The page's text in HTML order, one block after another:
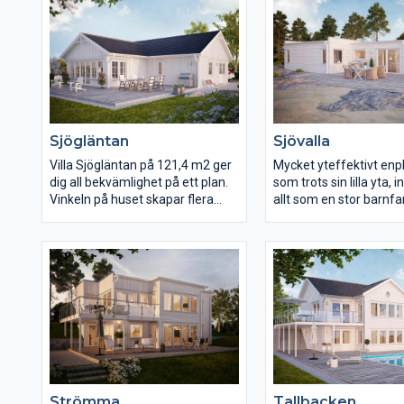
Sjögläntan
Villa Sjögläntan på 121,4 m2 ger
dig all bekvämlighet på ett plan.
Vinkeln på huset skapar flera
innebär bra rymd. Köket är luftigt
och ger dig bra utsikt mot
entrésidan. Sovrummen är
placerade i en ostörd del av
huset. Sjögläntan är ett hus för
finsmakare med funktionella
krav.
Sjövalla
Mycket yteffektivt
som trots sin lilla yta,
allt som en stor
närhet till bad och
barndel och
gemensamma ytorna
köksdel, matplats och
vardagsrum i fil, men
tydlig
också märke till den
lösningen med tvätt/
direkt anslutning till